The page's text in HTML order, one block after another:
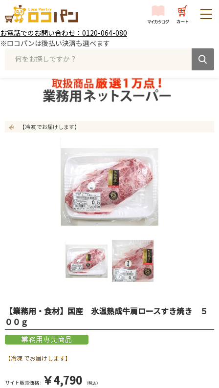
お電話でのお問い合わせ：0120-064-080
※ロコパンは後払い決済も選べます
何をお探しですか？
【冷凍 でお届けします】
【業務用・食材】国産 氷温熟成牛肩ロースすき焼き ５
００ｇ
【冷凍 でお届けします】
サイト販売価格 : ￥4,790 （税込）